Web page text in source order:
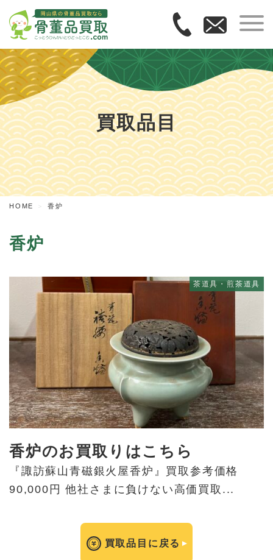
買取品目
HOME 香炉
香炉
茶道具・煎茶道具
香炉のお買取りはこちら
『諏訪蘇山青磁銀火屋香炉』買取参考価格
90,000円 他社さまに負けない高価買取...
買取品目に戻る